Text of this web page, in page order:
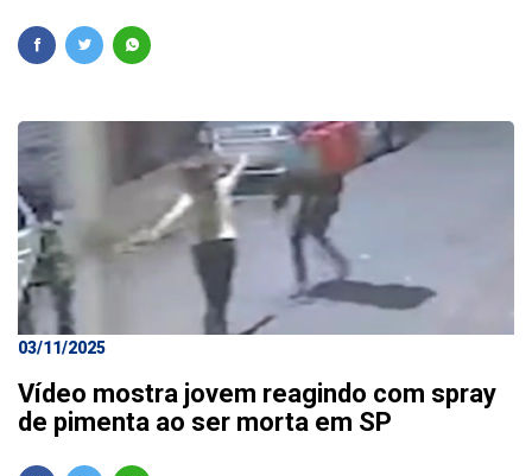
03/11/2025
Vídeo mostra jovem reagindo com spray
de pimenta ao ser morta em SP